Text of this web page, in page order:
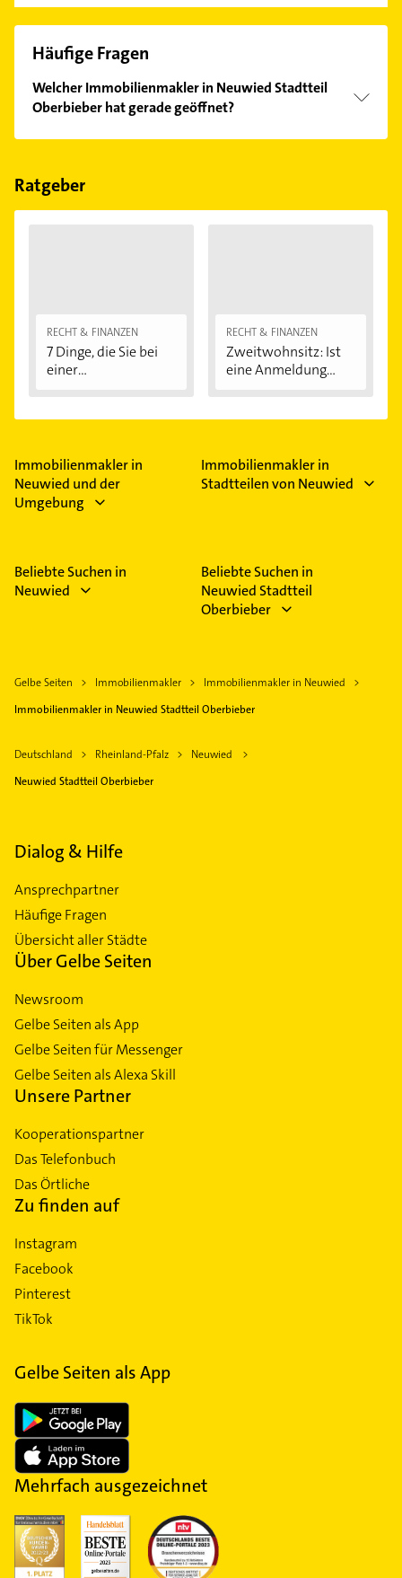
Häufige Fragen
Welcher Immobilienmakler in Neuwied Stadtteil
Oberbieber hat gerade geöffnet?
Im Anbieter-Bereich finden Sie alleÖffnungszeiten.
Feiertagen abweichen können.
Ratgeber
RECHT & FINANZEN
7 Dinge, die Sie bei
einer
RECHT & FINANZEN
Zweitwohnsitz: Ist
eine Anmeldung...
Immobilienmakler in
Neuwied und der
Umgebung
Immobilienmakler in
Stadtteilen von Neuwied
Beliebte Suchen in
Neuwied
Beliebte Suchen in
Neuwied Stadtteil
Oberbieber
Gelbe Seiten Immobilienmakler
Immobilienmakler in Neuwied
Immobilienmakler in Neuwied Stadtteil Oberbieber
Deutschland Rheinland-Pfalz
Neuwied
Neuwied Stadtteil Oberbieber
Dialog & Hilfe
Ansprechpartner
Häufige Fragen
Übersicht aller Städte
Über Gelbe Seiten
Newsroom
Gelbe Seiten als App
Gelbe Seiten für Messenger
Gelbe Seiten als Alexa Skill
Unsere Partner
Kooperationspartner
Das Telefonbuch
Das Örtliche
Zu finden auf
Instagram
Facebook
Pinterest
TikTok
Gelbe Seiten als App
Mehrfach ausgezeichnet